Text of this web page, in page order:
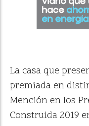
La casa que
premiada en
Mención en los
Construida 2019